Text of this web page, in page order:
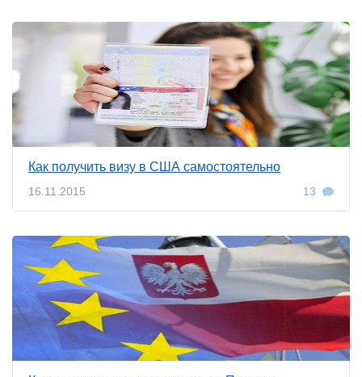
Как получить визу в США самостоятельно
16.11.2015 13